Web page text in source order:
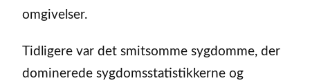
omgivelser.
Tidligere var det smitsomme sygdomme, der
dominerede sygdomsstatistikkerne og